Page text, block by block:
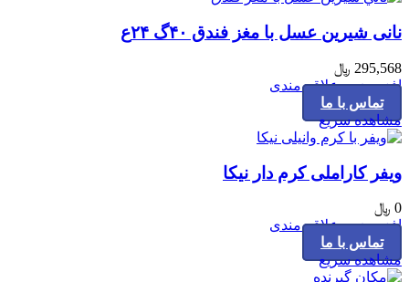
نانی شیرین عسل با مغز فندق ۴۰گ ۲۴ع
295,568 ﷼
افزودن به علاقه مندی
تماس با ما
مشاهده سریع
ویفر کاراملی کرم دار نیکا
0 ﷼
افزودن به علاقه مندی
تماس با ما
product
مشاهده سریع